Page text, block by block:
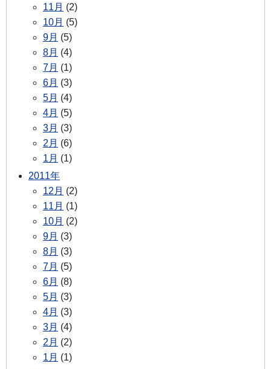
11月 (2)
10月 (5)
9月 (5)
8月 (4)
7月 (1)
6月 (3)
5月 (4)
4月 (5)
3月 (3)
2月 (6)
1月 (1)
2011年
12月 (2)
11月 (1)
10月 (2)
9月 (3)
8月 (3)
7月 (5)
6月 (8)
5月 (3)
4月 (3)
3月 (4)
2月 (2)
1月 (1)